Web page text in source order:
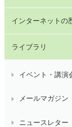
インターネットの
ライブラリ
イベント・講演
メールマガジン
ニュースレター